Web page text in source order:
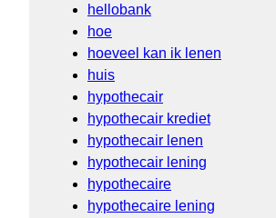
hellobank
hoe
hoeveel kan ik lenen
huis
hypothecair
hypothecair krediet
hypothecair lenen
hypothecair lening
hypothecaire
hypothecaire lening